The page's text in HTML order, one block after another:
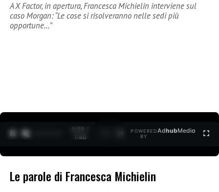
A X Factor, in apertura, Francesca Michielin interviene sul
caso Morgan: “Le cose si risolveranno nelle sedi più
opportune…”
0:30 /
1:40
POWERED
BY
AdhubMedia
Le parole di Francesca Michielin